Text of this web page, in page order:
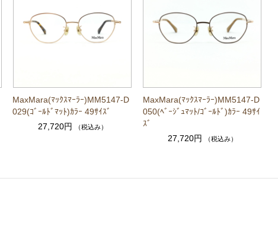
MaxMara(ﾏｯｸｽﾏｰﾗｰ)MM5147-D
029(ｺﾞｰﾙﾄﾞﾏｯﾄ)ｶﾗｰ 49ｻｲｽﾞ
27,720円
（税込み）
MaxMara(ﾏｯｸｽﾏｰﾗｰ)MM5147-D
050(ﾍﾞｰｼﾞｭﾏｯﾄ/ｺﾞｰﾙﾄﾞ)ｶﾗｰ 49ｻｲ
ｽﾞ
27,720円
（税込み）